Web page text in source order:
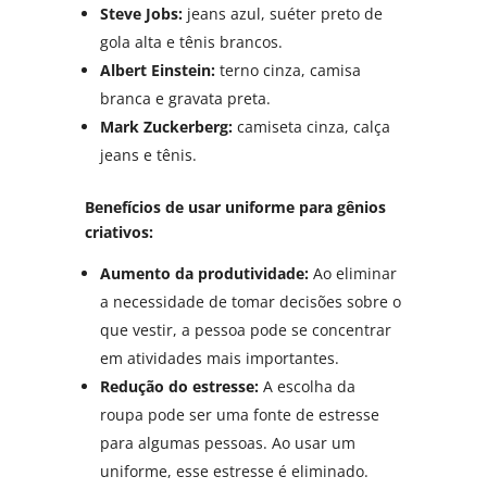
Steve Jobs: jeans azul, suéter preto de
gola alta e tênis brancos.
Albert Einstein: terno cinza, camisa
branca e gravata preta.
Mark Zuckerberg: camiseta cinza, calça
jeans e tênis.
Benefícios de usar uniforme para gênios
criativos:
Aumento da produtividade: Ao eliminar
a necessidade de tomar decisões sobre o
que vestir, a pessoa pode se concentrar
em atividades mais importantes.
Redução do estresse: A escolha da
roupa pode ser uma fonte de estresse
para algumas pessoas. Ao usar um
uniforme, esse estresse é eliminado.